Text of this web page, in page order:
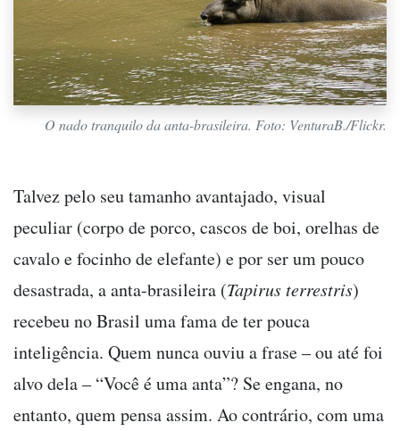
O nado tranquilo da anta-brasileira. Foto: VenturaB./Flickr.
Talvez pelo seu tamanho avantajado, visual
peculiar (corpo de porco, cascos de boi, orelhas de
cavalo e focinho de elefante) e por ser um pouco
desastrada, a anta-brasileira (Tapirus terrestris)
recebeu no Brasil uma fama de ter pouca
inteligência. Quem nunca ouviu a frase ‒ ou até foi
alvo dela ‒ “Você é uma anta”? Se engana, no
entanto, quem pensa assim. Ao contrário, com uma